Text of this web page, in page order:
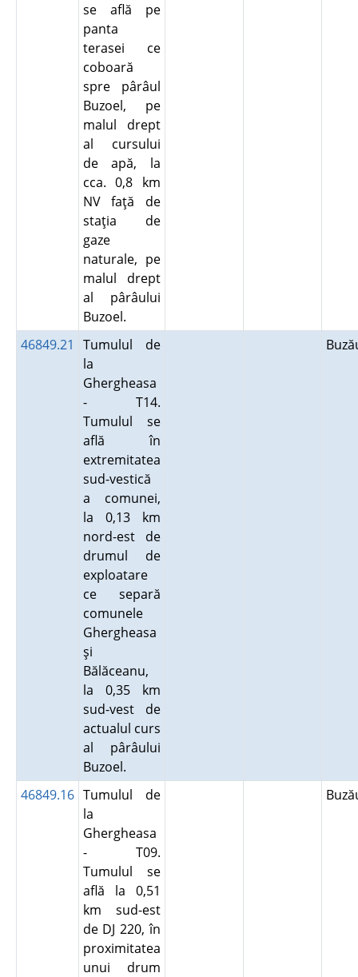
se află pe
panta
terasei ce
coboară
spre pârâul
Buzoel, pe
malul drept
al cursului
de apă, la
cca. 0,8 km
NV faţă de
staţia de
gaze
naturale, pe
malul drept
al pârâului
Buzoel.
46849.21
Tumulul de
la
Ghergheasa
- T14.
Tumulul se
află în
extremitatea
sud-vestică
a comunei,
la 0,13 km
nord-est de
drumul de
exploatare
ce separă
comunele
Ghergheasa
şi
Bălăceanu,
la 0,35 km
sud-vest de
actualul curs
al pârâului
Buzoel.
46849.16 Tumulul de
la
Ghergheasa
- T09.
Tumulul se
află la 0,51
km sud-est
de DJ 220, în
proximitatea
unui drum